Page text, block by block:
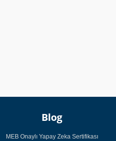
Blog
MEB Onaylı Yapay Zeka Sertifikası